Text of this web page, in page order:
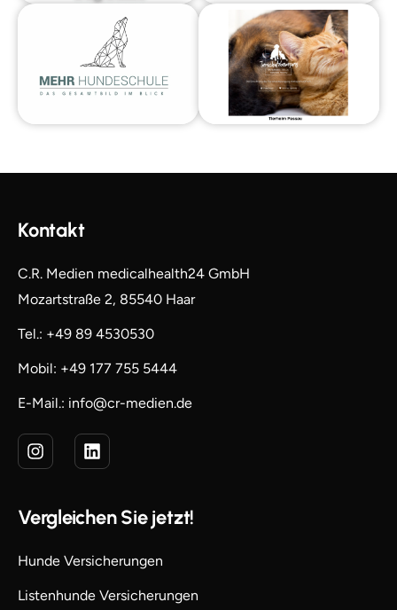
Kontakt
C.R. Medien medicalhealth24 GmbH
Mozartstraße 2, 85540 Haar
Tel.: +49 89 4530530
Mobil: +49 177 755 5444
E-Mail.: info@cr-medien.de
Vergleichen Sie jetzt!
Hunde Versicherungen
Listenhunde Versicherungen